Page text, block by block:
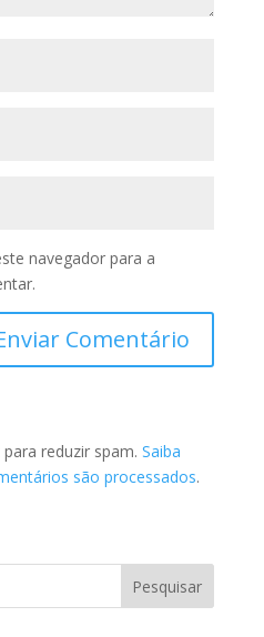
navegador para a
reduzir spam. Saiba
são processados.